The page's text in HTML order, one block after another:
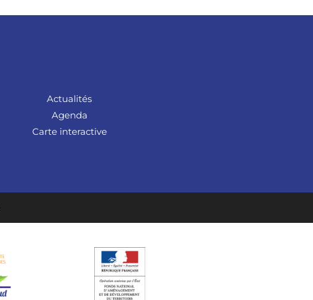
Actualités
Agenda
Carte interactive